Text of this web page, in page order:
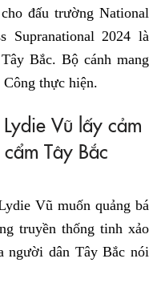
đấu trường National
Supranational 2024 là
Bắc. Bộ cánh mang
thực hiện.
Vũ lấy cảm
Tây Bắc
Vũ muốn quảng bá
truyền thống tinh xảo
người dân Tây Bắc nói